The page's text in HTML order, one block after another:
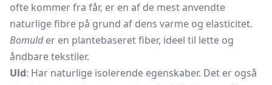
ofte kommer fra får, er en af de mest anvendte
naturlige fibre på grund af dens varme og elasticitet.
Bomulder en plantebaseret fiber, ideel til lette og
åndbare tekstiler.
Uld: Har naturlige isolerende egenskaber. Det er også